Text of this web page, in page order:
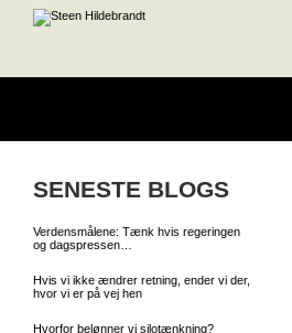
SENESTE BLOGS
Verdensmålene: Tænk hvis regeringen
og dagspressen…
Hvis vi ikke ændrer retning, ender vi der,
hvor vi er på vej hen
Hvorfor belønner vi silotænkning?